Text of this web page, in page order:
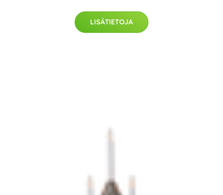
LISÄTIETOJA